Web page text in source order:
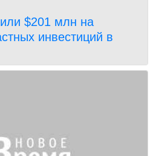
$201 млн на
инвестиций в